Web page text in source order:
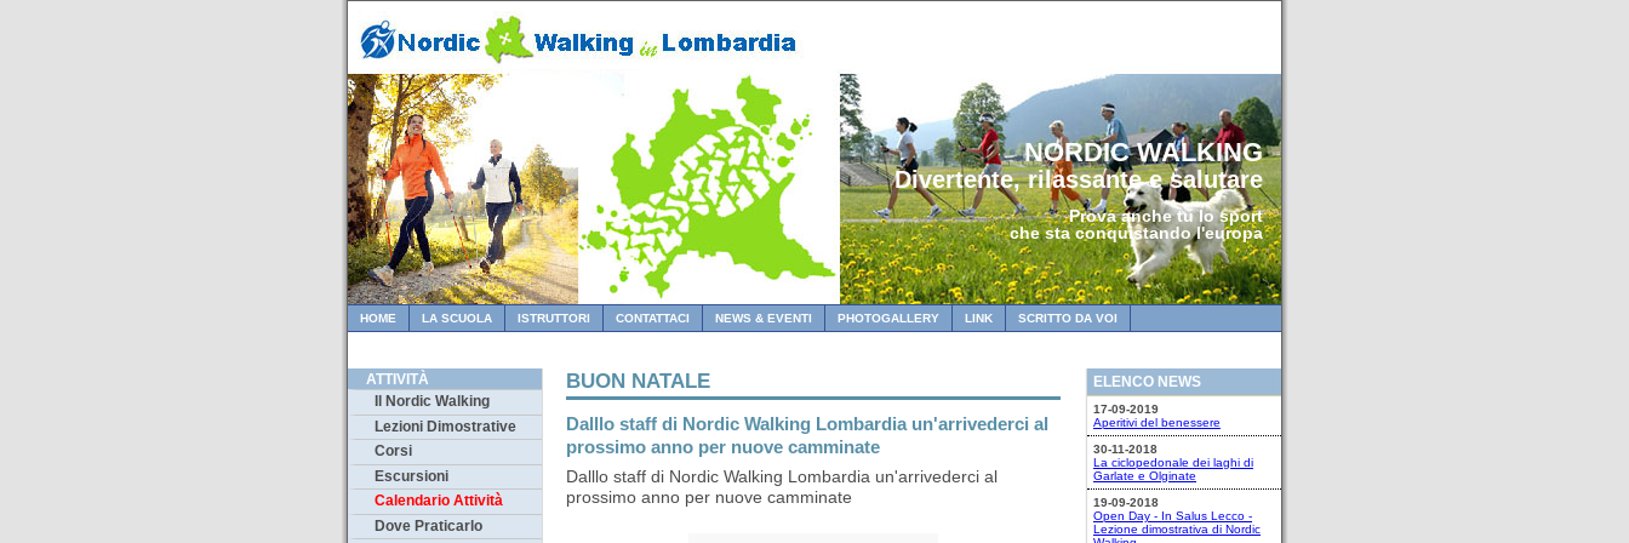
NORDIC WALKING
Divertente, rilassante e salutare
Prova anche tu lo sport
che sta conquistando l'europa
HOME LA SCUOLA ISTRUTTORI CONTATTACI NEWS & EVENTI PHOTOGALLERY LINK SCRITTO DA VOI
ATTIVITÀ
Il Nordic Walking
Lezioni Dimostrative
Corsi
Escursioni
Calendario Attività
Dove Praticarlo
BUON NATALE
Dalllo staff di Nordic Walking Lombardia un'arrivederci al
prossimo anno per nuove camminate
Dalllo staff di Nordic Walking Lombardia un'arrivederci al
prossimo anno per nuove camminate
ELENCO NEWS
17-09-2019
Aperitivi del benessere
30-11-2018
La ciclopedonale dei laghi di
Garlate e Olginate
19-09-2018
Open Day - In Salus Lecco -
Lezione dimostrativa di Nordic